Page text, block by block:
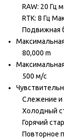
RAW: 20 Гц
RTK: 8 Гц
Подвижная
80,000 m
500 м/с
Слежение и
Холодный
Горячий
Повторное